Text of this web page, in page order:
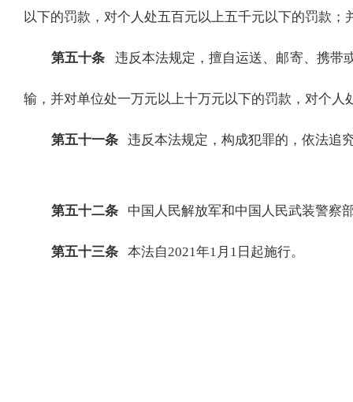
以下的罚款，对个人处五百元以上五千元以下的罚款
第五十条 违反本法规定，擅自运送、邮寄、携带
输，并对单位处一万元以上十万元以下的罚款，对个
第五十一条 违反本法规定，构成犯罪的，依法追
第五十二条 中国人民解放军和中国人民武装警察
第五十三条 本法自2021年1月1日起施行。